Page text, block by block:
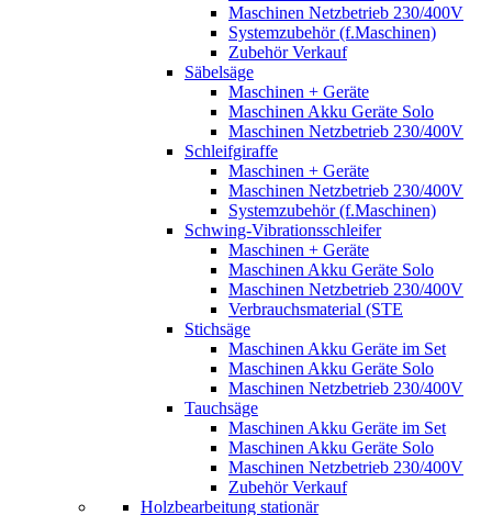
Maschinen Netzbetrieb 230/400V
Systemzubehör (f.Maschinen)
Zubehör Verkauf
Säbelsäge
Maschinen + Geräte
Maschinen Akku Geräte Solo
Maschinen Netzbetrieb 230/400V
Schleifgiraffe
Maschinen + Geräte
Maschinen Netzbetrieb 230/400V
Systemzubehör (f.Maschinen)
Schwing-Vibrationsschleifer
Maschinen + Geräte
Maschinen Akku Geräte Solo
Maschinen Netzbetrieb 230/400V
Verbrauchsmaterial (STE
Stichsäge
Maschinen Akku Geräte im Set
Maschinen Akku Geräte Solo
Maschinen Netzbetrieb 230/400V
Tauchsäge
Maschinen Akku Geräte im Set
Maschinen Akku Geräte Solo
Maschinen Netzbetrieb 230/400V
Zubehör Verkauf
Holzbearbeitung stationär